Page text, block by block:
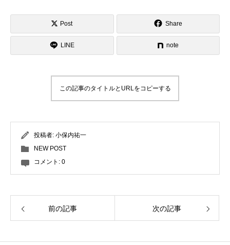
Post Share
LINE note
この記事のタイトルとURLをコピーする
投稿者: 小保内祐一
NEW POST
コメント: 0
前の記事 次の記事